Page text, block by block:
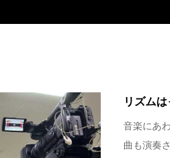
リズム
音楽にあ
曲も演奏